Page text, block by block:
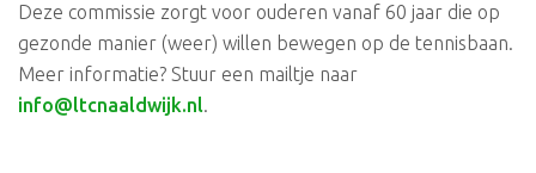
Deze commissie zorgt voor ouderen vanaf 60 jaar die op
gezonde manier (weer) willen bewegen op de tennisbaan.
Meer informatie? Stuur een mailtje naar
info@ltcnaaldwijk.nl.